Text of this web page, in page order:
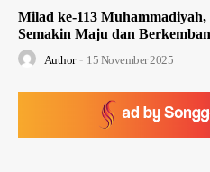
Milad ke-113
Semakin Maju dan
Author - 15 November 2025